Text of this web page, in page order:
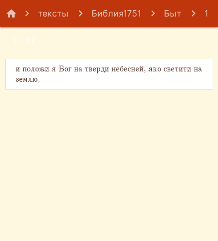
home тексты Библия1751 Быт 1
17
и положи я Бог на тверди небесней, яко светити на
землю,